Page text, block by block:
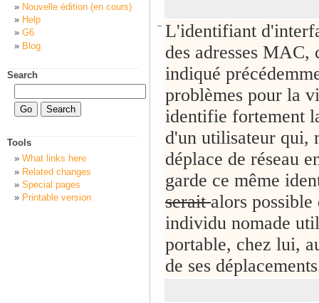
− L'identifiant
des adresses MAC,
indiqué
problèmes pour la
identifie fortement
d'un utilisateur qui,
déplace de réseau
garde ce même
seraitalors
individu nomade
portable, chez lui,
de ses
Nouvelle édition (en cours)
Help
G6
Blog
Search
Tools
What links here
Related changes
Special pages
Printable version